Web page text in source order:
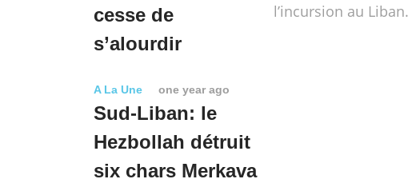
cesse de
s’alourdir
l’incursion au Liban.
A La Une one year ago
Sud-Liban: le
Hezbollah détruit
six chars Merkava